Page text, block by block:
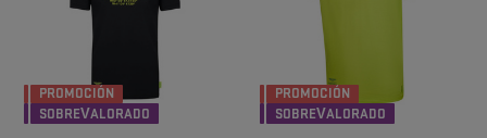
PROMOCIÓN
SOBREVALORADO
PROMOCIÓN
SOBREVALORADO